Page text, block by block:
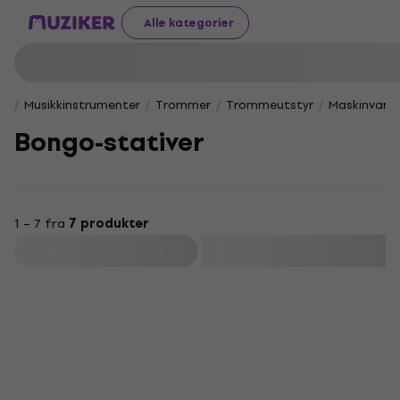
Alle kategorier
Musikkinstrumenter Trommer Trommeutstyr
Bongo-stativer
1 – 7 fra 7 produkter